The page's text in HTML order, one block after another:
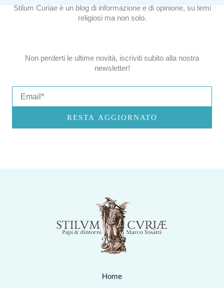
Stilum Curiae è un blog di informazione e di opinione, su temi
religiosi ma non solo.
Non perderti le ultime novità, iscriviti subito alla nostra
newsletter!
RESTA AGGIORNATO
Home